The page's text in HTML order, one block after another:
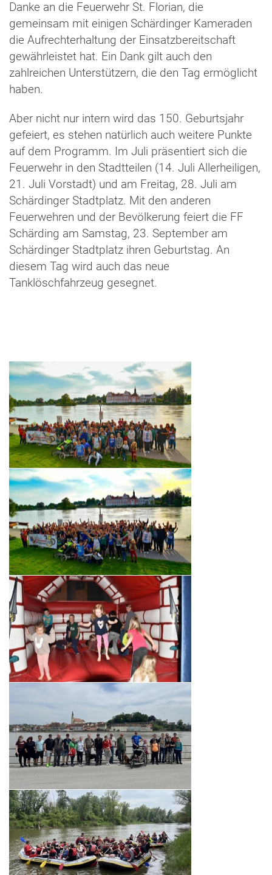
Danke an die Feuerwehr St. Florian, die
gemeinsam mit einigen Schärdinger Kameraden
die Aufrechterhaltung der Einsatzbereitschaft
gewährleistet hat. Ein Dank gilt auch den
zahlreichen Unterstützern, die den Tag ermöglicht
haben.
Aber nicht nur intern wird das 150. Geburtsjahr
gefeiert, es stehen natürlich auch weitere Punkte
auf dem Programm. Im Juli präsentiert sich die
Feuerwehr in den Stadtteilen (14. Juli Allerheiligen,
21. Juli Vorstadt) und am Freitag, 28. Juli am
Schärdinger Stadtplatz. Mit den anderen
Feuerwehren und der Bevölkerung feiert die FF
Schärding am Samstag, 23. September am
Schärdinger Stadtplatz ihren Geburtstag. An
diesem Tag wird auch das neue
Tanklöschfahrzeug gesegnet.